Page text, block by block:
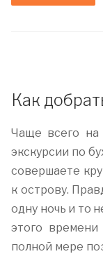
Как
Чаще всего
экскурсии по
совершаете
к острову.
одну ночь и то
этого
полной мере